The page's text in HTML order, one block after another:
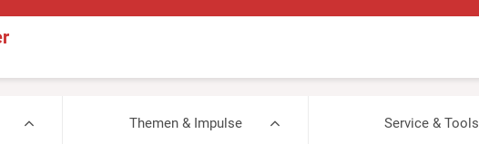
Themen & Impulse Service & Tools